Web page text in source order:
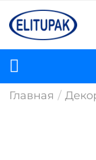
Главная /